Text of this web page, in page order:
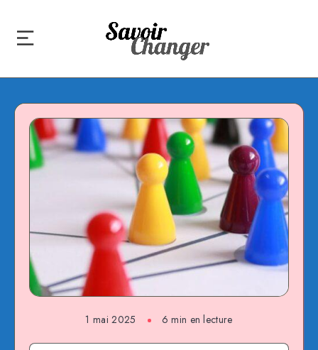
1 mai 2025 6 min en lecture